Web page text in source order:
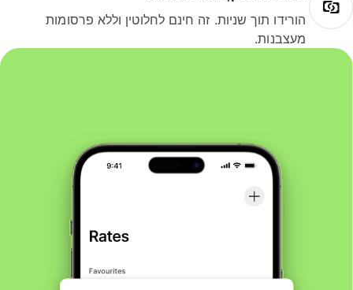
הורידו תוך שניות. זה חינם לחלוטין וללא פרסומות
מעצבנות.